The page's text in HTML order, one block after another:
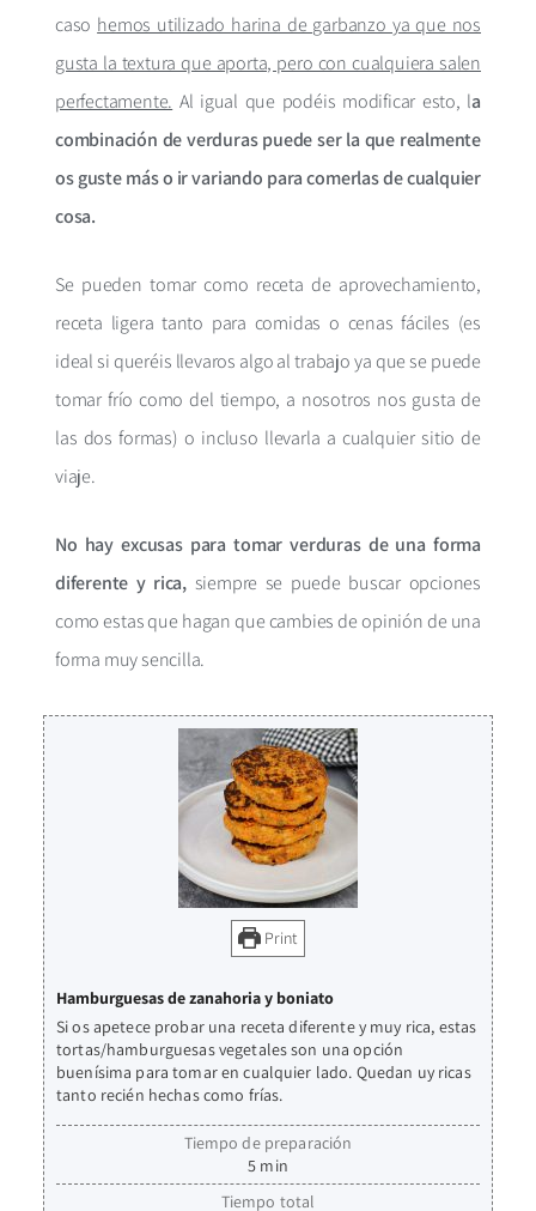
caso hemos utilizado harina de garbanzo ya que nos
gusta la textura que aporta, pero con cualquiera salen
perfectamente. Al igual que podéis modificar esto, la
combinación de verduras puede ser la que realmente
os guste más o ir variando para comerlas de cualquier
cosa.
Se pueden tomar como receta de aprovechamiento,
receta ligera tanto para comidas o cenas fáciles (es
ideal si queréis llevaros algo al trabajo ya que se puede
tomar frío como del tiempo, a nosotros nos gusta de
las dos formas) o incluso llevarla a cualquier sitio de
viaje.
No hay excusas para tomar verduras de una forma
diferente y rica, siempre se puede buscar opciones
como estas que hagan que cambies de opinión de una
forma muy sencilla.
Print
Hamburguesas de zanahoria y boniato
Si os apetece probar una receta diferente y muy rica, estas
tortas/hamburguesas vegetales son una opción
buenísima para tomar en cualquier lado. Quedan uy ricas
tanto recién hechas como frías.
Tiempo de preparación
5 min
Tiempo total